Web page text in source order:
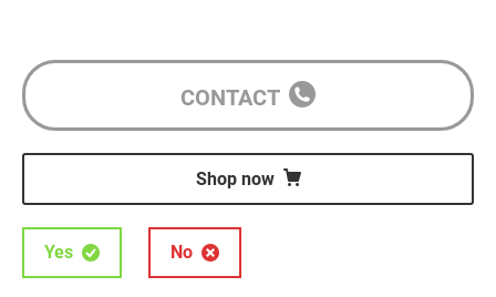
CONTACT
Shop now
Yes No